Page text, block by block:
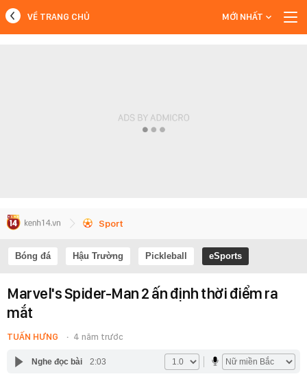
VỀ TRANG CHỦ MỚI NHẤT
Sport
Bóng đá Hậu Trường Pickleball eSports
Marvel's Spider-Man 2 ấn định thời điểm ra
mắt
TUẤN HƯNG 4 năm trước
Nghe đọc bài 2:03